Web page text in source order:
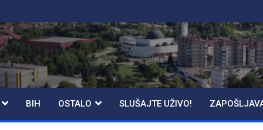
BIH OSTALO SLUŠAJTE UŽIVO!